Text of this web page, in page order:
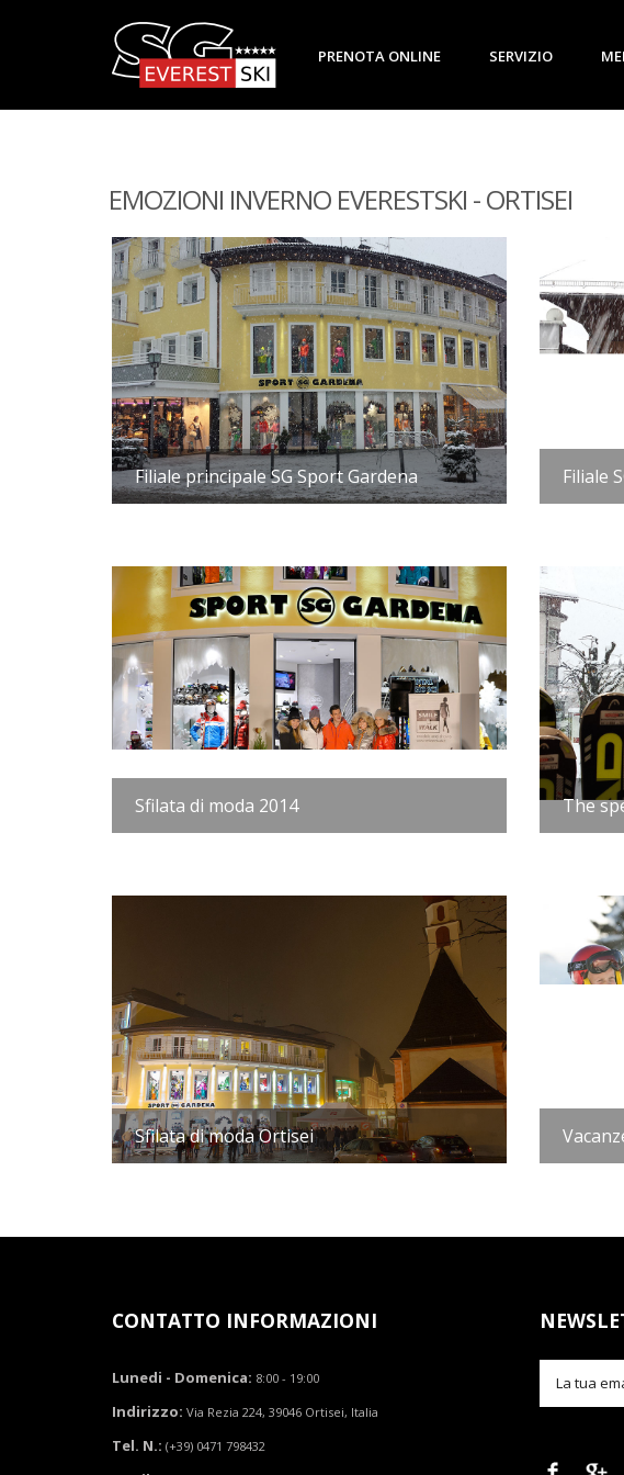
PRENOTA ONLINE SERVIZIO
EMOZIONI INVERNO EVERESTSKI - ORTISEI
Filiale principale SG Sport Gardena Filiale
Sfilata di moda 2014 The
Sfilata di moda Ortisei
CONTATTO INFORMAZIONI
Lunedi - Domenica: 8:00 - 19:00
Indirizzo: Via Rezia 224, 39046 Ortisei, Italia
Tel. N.: (+39) 0471 798432